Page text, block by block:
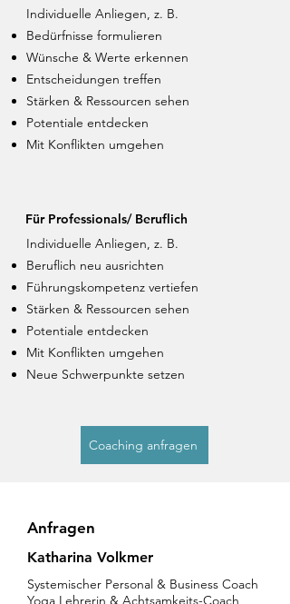
Individuelle Anliegen, z. B.
Bedürfnisse formulieren
Wünsche & Werte erkennen
Entscheidungen treffen
Stärken & Ressourcen sehen
Potentiale entdecken
Mit Konflikten umgehen
Für Professionals/ Beruflich
Individuelle Anliegen, z. B.
Beruflich neu ausrichten
Führungskompetenz vertiefen
Stärken & Ressourcen sehen
Potentiale entdecken
Mit Konflikten umgehen
Neue Schwerpunkte setzen
Coaching anfragen
Anfragen
Katharina Volkmer
Systemischer Personal & Business Coach
Yoga Lehrerin & Achtsamkeits-Coach